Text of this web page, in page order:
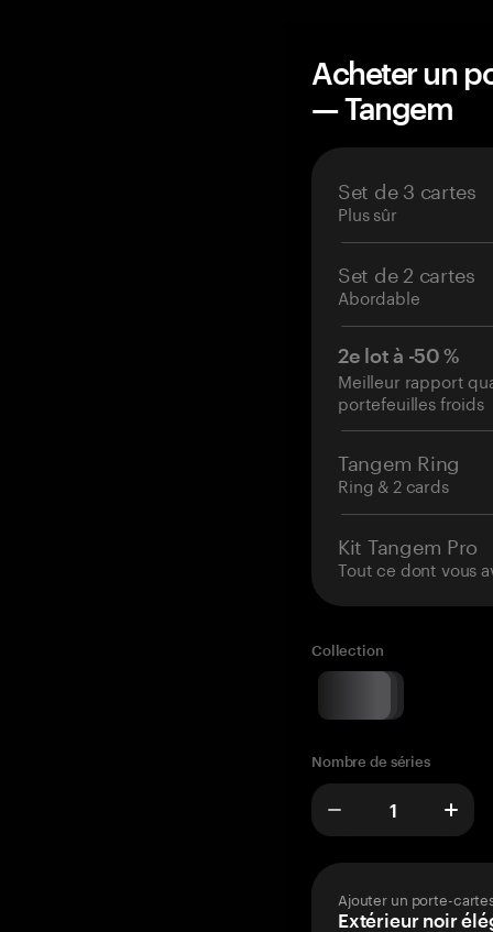
Acheter un
— Tangem
Set de 3 cartes
Plus sûr
Set de 2 cartes
Abordable
2e lot à -50 %
Meilleur rapport
portefeuilles froids
Tangem Ring
Ring & 2 cards
Kit Tangem Pro
Tout ce dont vous
Collection
Nombre de séries
Ajouter un porte-
Extérieur noir